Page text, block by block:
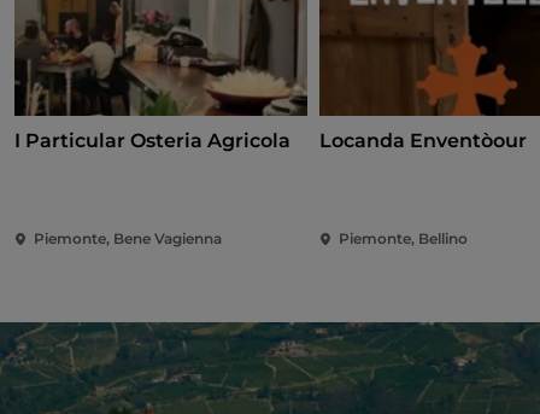
I Particular Osteria Agricola
Piemonte, Bene Vagienna
Locanda Enventòour
Piemonte, Bellino